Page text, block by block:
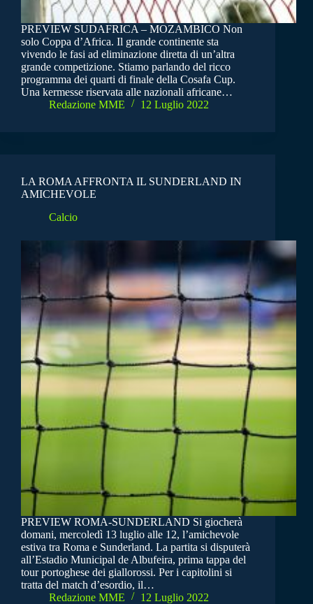
PREVIEW SUDAFRICA – MOZAMBICO Non
solo Coppa d’Africa. Il grande continente sta
vivendo le fasi ad eliminazione diretta di un’altra
grande competizione. Stiamo parlando del ricco
programma dei quarti di finale della Cosafa Cup.
Una kermesse riservata alle nazionali africane…
Redazione MME
12 Luglio 2022
LA ROMA AFFRONTA IL SUNDERLAND IN
AMICHEVOLE
Calcio
PREVIEW ROMA-SUNDERLAND Si giocherà
domani, mercoledì 13 luglio alle 12, l’amichevole
estiva tra Roma e Sunderland. La partita si disputerà
all’Estadio Municipal de Albufeira, prima tappa del
tour portoghese dei giallorossi. Per i capitolini si
tratta del match d’esordio, il…
Redazione MME
12 Luglio 2022